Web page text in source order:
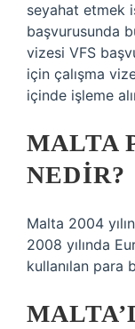
seyahat etmek
başvurusunda
vizesi VFS
için çalışma
içinde işleme
MALTA
NEDIR?
Malta 2004
2008 yılında
kullanılan para